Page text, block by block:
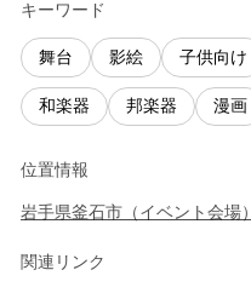
キーワード
舞台 影絵 子供向け
和楽器 邦楽器 漫画
位置情報
岩手県釜石市 （ イベント会場）
関連リンク